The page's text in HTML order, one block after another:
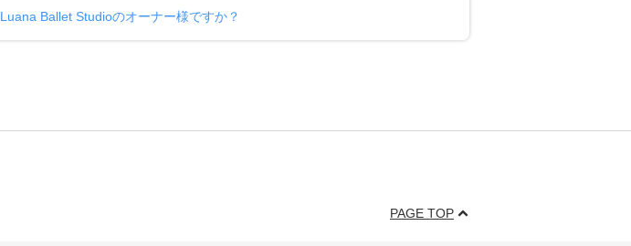
Luana Ballet Studioのオーナー様ですか？
PAGE TOP